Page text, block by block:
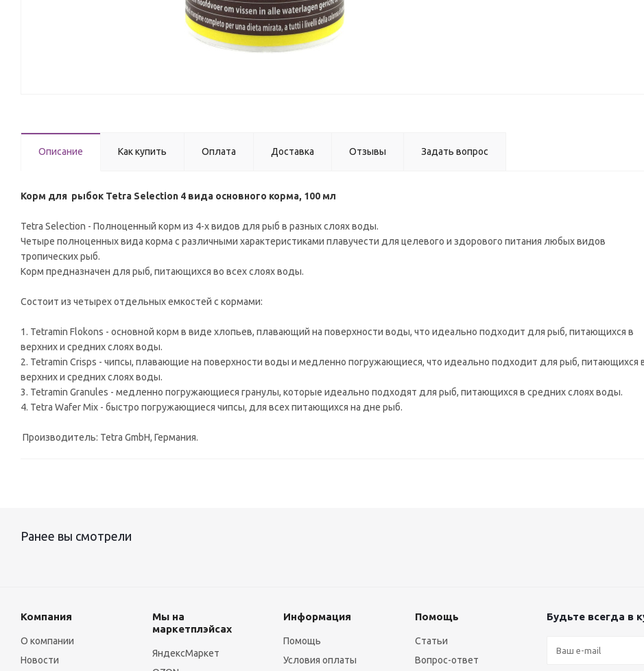
Описание Как купить Оплата Доставка Отзывы Задать вопрос
Корм для рыбок Tetra Selection 4 вида основного корма, 100 мл
Tetra Selection - Полноценный корм из 4-х видов для рыб в разных слоях воды.
Четыре полноценных вида корма с различными характеристиками плавучести для целевого и здорового питания любых видов
тропических рыб.
Корм предназначен для рыб, питающихся во всех слоях воды.
Состоит из четырех отдельных емкостей с кормами:
1. Tetramin Flokons - основной корм в виде хлопьев, плавающий на поверхности воды, что идеально подходит для рыб, питающихся в
верхних и средних слоях воды.
2. Tetramin Crisps - чипсы, плавающие на поверхности воды и медленно погружающиеся, что идеально подходит для рыб, питающихся
верхних и средних слоях воды.
3. Tetramin Granules - медленно погружающиеся гранулы, которые идеально подходят для рыб, питающихся в средних слоях воды.
4. Tetra Wafer Mix - быстро погружающиеся чипсы, для всех питающихся на дне рыб.
Производитель: Tetra GmbH, Германия.
Ранее вы смотрели
Компания
О компании
Новости
Мы на
маркетплэйсах
ЯндексМаркет
Информация
Помощь
Условия оплаты
Помощь
Статьи
Вопрос-ответ
Будьте всегда в